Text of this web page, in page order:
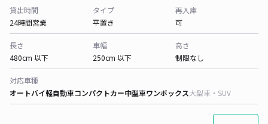
貸出時間
24時間営業
タイプ
平置き
再入庫
可
長さ
480cm 以下
車幅
250cm 以下
高さ
制限なし
対応車種
オートバイ軽自動車コンパクトカー中型車ワンボックス大型車・SUV